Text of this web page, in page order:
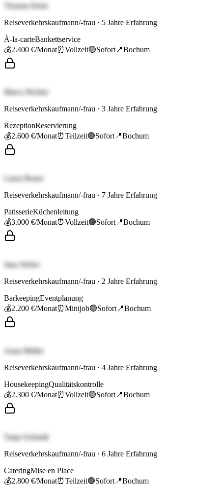
Thomas Klein
Reiseverkehrskaufmann/-frau · 5 Jahre Erfahrung
À-la-carteBankettservice
💰2.400 €/Monat⏰Vollzeit🟢Sofort 📍Bochum
Marco Richter
Reiseverkehrskaufmann/-frau · 3 Jahre Erfahrung
RezeptionReservierung
💰2.600 €/Monat⏰Teilzeit🟢Sofort 📍Bochum
Laura Braun
Reiseverkehrskaufmann/-frau · 7 Jahre Erfahrung
PatisserieKüchenleitung
💰3.000 €/Monat⏰Vollzeit🟢Sofort 📍Bochum
Jana Weber
Reiseverkehrskaufmann/-frau · 2 Jahre Erfahrung
BarkeepingEventplanung
💰2.200 €/Monat⏰Minijob🟢Sofort 📍Bochum
Anna Müller
Reiseverkehrskaufmann/-frau · 4 Jahre Erfahrung
HousekeepingQualitätskontrolle
💰2.300 €/Monat⏰Vollzeit🟢Sofort 📍Bochum
Tanja Schmidt
Reiseverkehrskaufmann/-frau · 6 Jahre Erfahrung
CateringMise en Place
💰2.800 €/Monat⏰Teilzeit🟢Sofort 📍Bochum